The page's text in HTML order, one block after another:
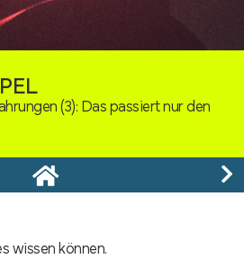
(3): Das passiert nur den
wissen können.